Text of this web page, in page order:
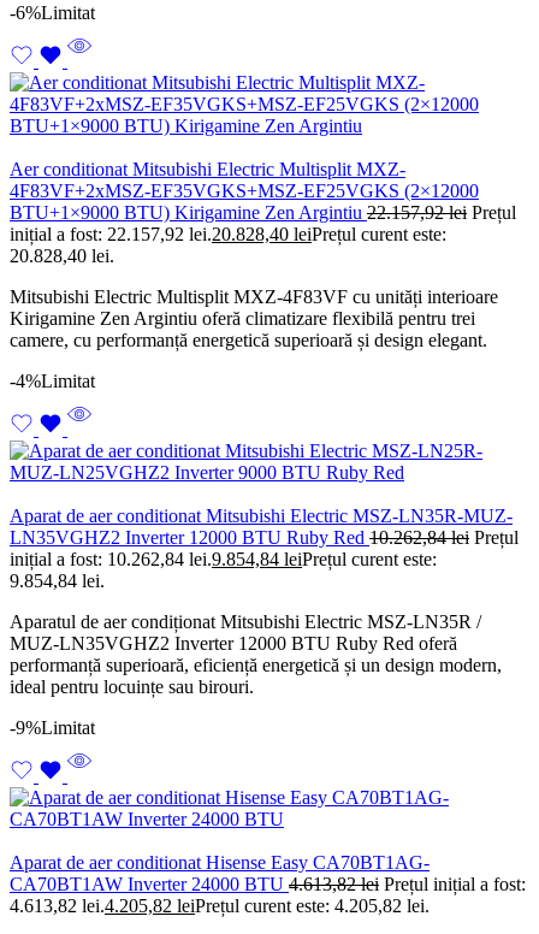
-6%Limitat
Aer conditionat Mitsubishi Electric Multisplit MXZ-
4F83VF+2xMSZ-EF35VGKS+MSZ-EF25VGKS (2×12000
BTU+1×9000 BTU) Kirigamine Zen Argintiu 22.157,92lei Prețul
inițial a fost: 22.157,92 lei.20.828,40 leiPrețul curent este:
20.828,40 lei.
Mitsubishi Electric Multisplit MXZ-4F83VF cu unități interioare
Kirigamine Zen Argintiu oferă climatizare flexibilă pentru trei
camere, cu performanță energetică superioară și design elegant.
-4%Limitat
Aparat de aer conditionat Mitsubishi Electric MSZ-LN35R-MUZ-
LN35VGHZ2 Inverter 12000 BTU Ruby Red 10.262,84lei Prețul
inițial a fost: 10.262,84 lei.9.854,84 leiPrețul curent este:
9.854,84 lei.
Aparatul de aer condiționat Mitsubishi Electric MSZ-LN35R /
MUZ-LN35VGHZ2 Inverter 12000 BTU Ruby Red oferă
performanță superioară, eficiență energetică și un design modern,
ideal pentru locuințe sau birouri.
-9%Limitat
Aparat de aer conditionat Hisense Easy CA70BT1AG-
CA70BT1AW Inverter 24000 BTU 4.613,82lei Prețul inițial a fost:
4.613,82 lei.4.205,82 leiPrețul curent este: 4.205,82 lei.